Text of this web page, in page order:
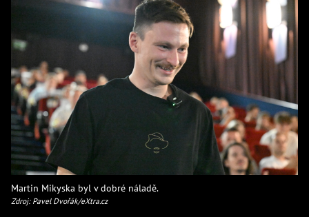
Martin Mikyska byl v dobré náladě.
Zdroj: Pavel Dvořák/eXtra.cz